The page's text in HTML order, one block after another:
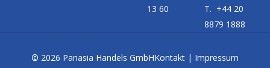
13 60
T. +44 20
8879 1888
© 2026 Panasia Handels GmbHKontakt | Impressum